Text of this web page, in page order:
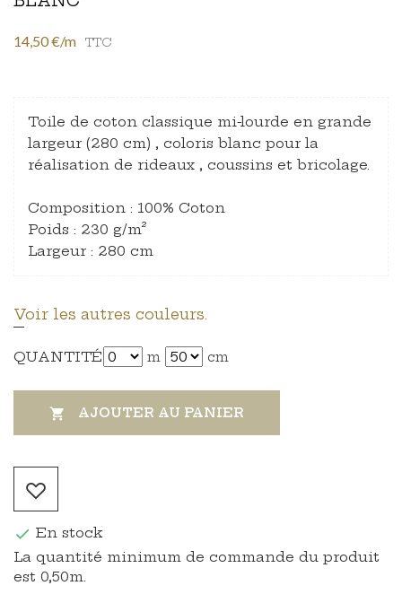
14,50 €/m TTC
Toile de coton classique mi-lourde en grande
largeur (280 cm) , coloris blanc pour la
réalisation de rideaux , coussins et bricolage.
Composition : 100% Coton
Poids : 230 g/m²
Largeur : 280 cm
Voir les autres couleurs.
QUANTITÉ m cm
 AJOUTER AU PANIER
 En stock
La quantité minimum de commande du produit
est 0,50m.